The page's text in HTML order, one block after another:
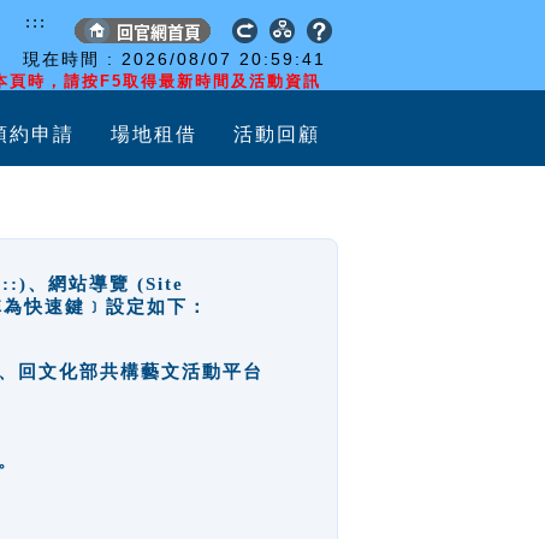
現在時間 : 2026/08/07 20:59:42
頁時，請按F5取得最新時間及活動資訊
:::
約申請 場地租借 活動回顧
、網站導覽 (Site
快速鍵﹞設定如下：
文化部共構藝文活動平台